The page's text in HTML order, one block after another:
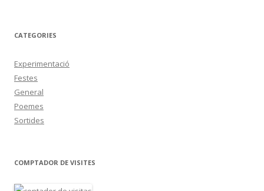
CATEGORIES
Experimentació
Festes
General
Poemes
Sortides
COMPTADOR DE VISITES